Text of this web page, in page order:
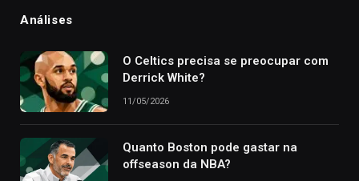
Análises
O Celtics precisa se preocupar com
Derrick White?
11/05/2026
Quanto Boston pode gastar na
offseason da NBA?